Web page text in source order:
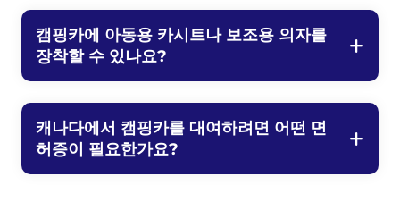
캠핑카에 아동용 카시트나 보조용 의자를
장착할 수 있나요?
캐나다에서 캠핑카를 대여하려면 어떤 면
허증이 필요한가요?